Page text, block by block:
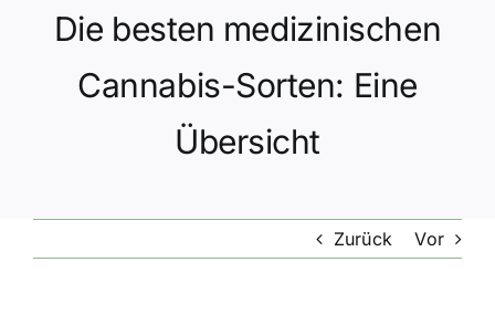
Hilfe und Kontakt
Datenschutz
Die besten medizinischen
Cannabis-Sorten: Eine
Übersicht
Zurück Vor